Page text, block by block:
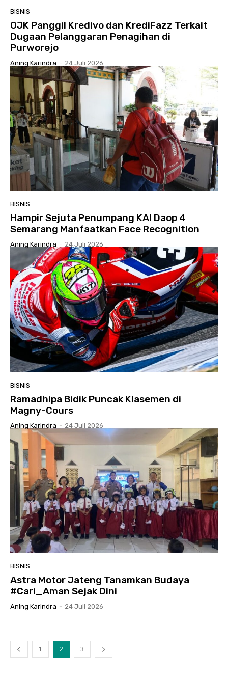
BISNIS
OJK Panggil Kredivo dan KrediFazz Terkait
Dugaan Pelanggaran Penagihan di
Purworejo
Aning Karindra - 24 Juli 2026
BISNIS
Hampir Sejuta Penumpang KAI Daop 4
Semarang Manfaatkan Face Recognition
Aning Karindra - 24 Juli 2026
BISNIS
Ramadhipa Bidik Puncak Klasemen di
Magny-Cours
Aning Karindra - 24 Juli 2026
BISNIS
Astra Motor Jateng Tanamkan Budaya
#Cari_Aman Sejak Dini
Aning Karindra - 24 Juli 2026
1 2 3